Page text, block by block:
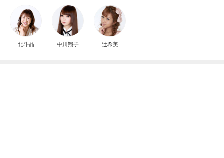
北斗晶 中川翔子 辻希美